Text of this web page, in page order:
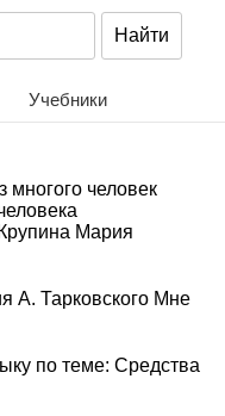
Учебники
многого человек
Мария
А. Тарковского Мне
по теме: Средства